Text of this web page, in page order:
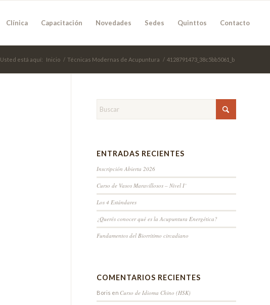
Clínica Capacitación Novedades Sedes Quinttos Contacto
Usted está aquí: Inicio / Técnicas Modernas de Acupuntura / 4128791473_38c5bb5061_b
ENTRADAS RECIENTES
Inscripción Abierta 2026
Curso de Vasos Maravillosos – Nivel I˚
Los 4 Estándares
¿Querés conocer qué es la Acupuntura Energética?
Fundamentos del Biorritimo circadiano
COMENTARIOS RECIENTES
Boris en Curso de Idioma Chino (HSK)